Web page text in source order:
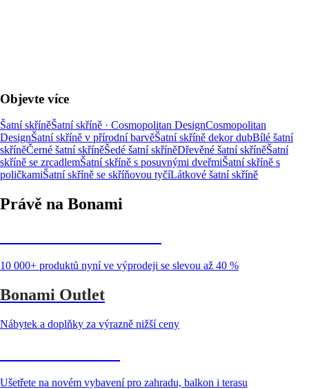
Objevte více
Šatní skříněŠatní skříně · Cosmopolitan DesignCosmopolitan
DesignŠatní skříně v přírodní barvěŠatní skříně dekor dubBílé šatní
skříněČerné šatní skříněŠedé šatní skříněDřevěné šatní skříněŠatní
skříně se zrcadlemŠatní skříně s posuvnými dveřmiŠatní skříně s
poličkamiŠatní skříně se skříňovou tyčíLátkové šatní skříně
Právě na Bonami
10 000+ produktů nyní ve výprodeji se slevou až 40 %
Bonami Outlet
Nábytek a doplňky za výrazně nižší ceny
Ušetřete na novém vybavení pro zahradu, balkon i terasu